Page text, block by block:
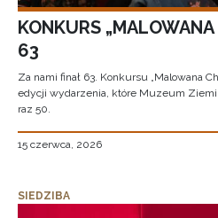
KONKURS
63
Za nami finał 63. Konkursu „Malowana
edycji wydarzenia, które Muzeum Ziemi
raz 50.
15 czerwca, 2026
SIEDZIBA